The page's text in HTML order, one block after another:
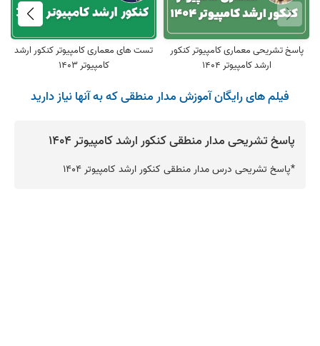
پاسخ تشریحی معماری کامپیوتر کنکور
ارشد کامپیوتر 1404
تست های معماری کامپیوتر کنکور ارشد
کامپیوتر 1403
فیلم های رایگان آموزش مدار منطقی که به آنها نیاز دارید
پاسخ تشریحی مدار منطقی کنکور ارشد کامپیوتر 1404
‪پاسخ تشریحی درس مدار منطقی کنکور ارشد کامپیوتر 1404*